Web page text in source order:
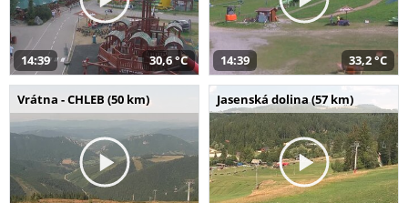
14:39 30,6 °C 14:39 33,2 °C
Vrátna - CHLEB (50 km) Jasenská dolina (57 km)